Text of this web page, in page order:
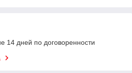
14 дней по договоренности